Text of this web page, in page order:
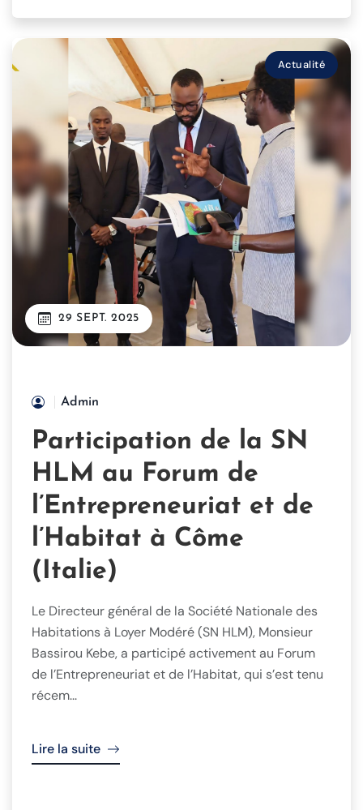
29 SEPT. 2025
Actualité
Admin
Participation de la SN
HLM au Forum de
l’Entrepreneuriat et de
l’Habitat à Côme
(Italie)
Le Directeur général de la Société Nationale des
Habitations à Loyer Modéré (SN HLM), Monsieur
Bassirou Kebe, a participé activement au Forum
de l’Entrepreneuriat et de l’Habitat, qui s’est tenu
récem...
Lire la suite